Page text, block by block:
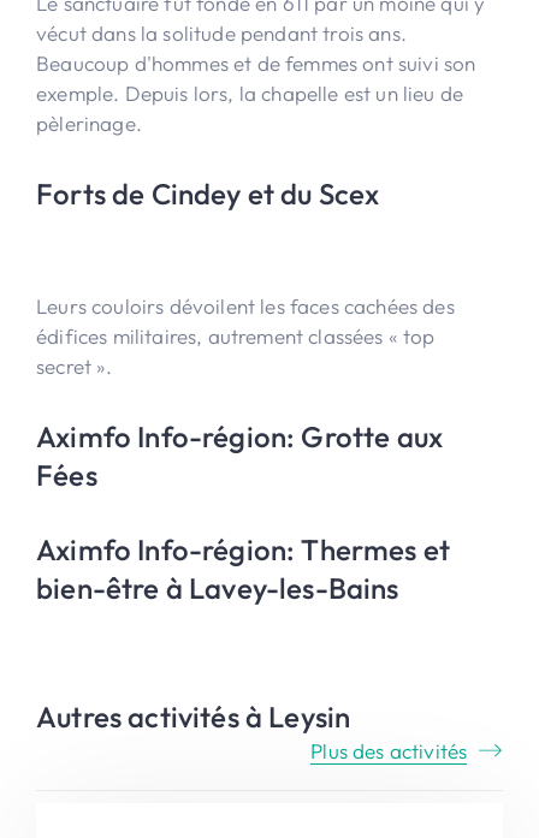
vécut dans la solitude pendant trois ans.
Beaucoup d'hommes et de femmes ont suivi son
exemple. Depuis lors, la chapelle est un lieu de
pèlerinage.
Forts de Cindey et du Scex
Leurs couloirs dévoilent les faces cachées des
édifices militaires, autrement classées « top
secret ».
Aximfo Info-région: Grotte aux
Fées
Aximfo Info-région: Thermes et
bien-être à Lavey-les-Bains
Autres activités à Leysin
Plus des activités